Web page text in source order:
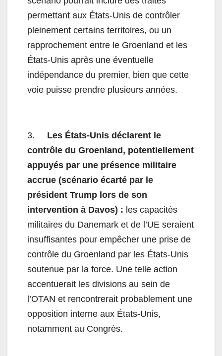
permettant aux États-Unis de contrôler
pleinement certains territoires, ou un
rapprochement entre le Groenland et les
États-Unis après une éventuelle
indépendance du premier, bien que cette
voie puisse prendre plusieurs années.
3. Les États-Unis déclarent le
contrôle du Groenland, potentiellement
appuyés par une présence militaire
accrue (scénario écarté par le
président Trump lors de son
intervention à Davos) : les capacités
militaires du Danemark et de l’UE seraient
insuffisantes pour empêcher une prise de
contrôle du Groenland par les États-Unis
soutenue par la force. Une telle action
accentuerait les divisions au sein de
l’OTAN et rencontrerait probablement une
opposition interne aux États-Unis,
notamment au Congrès.